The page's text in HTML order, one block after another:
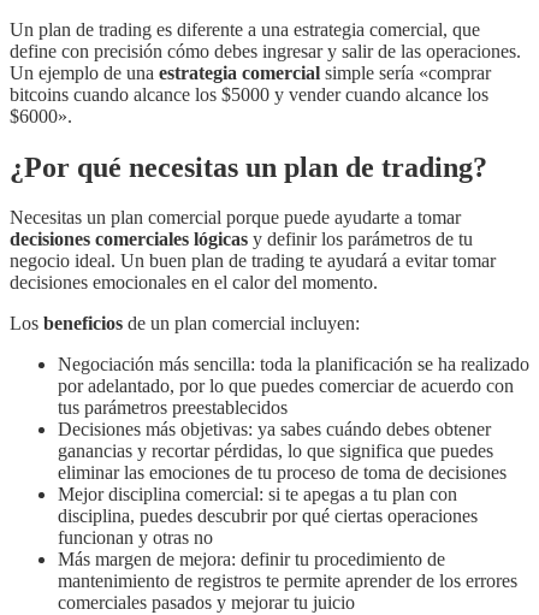
Un plan de trading es diferente a una estrategia comercial, que
define con precisión cómo debes ingresar y salir de las operaciones.
Un ejemplo de una estrategia comercial simple sería «comprar
bitcoins cuando alcance los $5000 y vender cuando alcance los
$6000».
¿Por qué necesitas un plan de trading?
Necesitas un plan comercial porque puede ayudarte a tomar
decisiones comerciales lógicas y definir los parámetros de tu
negocio ideal. Un buen plan de trading te ayudará a evitar tomar
decisiones emocionales en el calor del momento.
Los beneficios de un plan comercial incluyen:
Negociación más sencilla: toda la planificación se ha realizado
por adelantado, por lo que puedes comerciar de acuerdo con
tus parámetros preestablecidos
Decisiones más objetivas: ya sabes cuándo debes obtener
ganancias y recortar pérdidas, lo que significa que puedes
eliminar las emociones de tu proceso de toma de decisiones
Mejor disciplina comercial: si te apegas a tu plan con
disciplina, puedes descubrir por qué ciertas operaciones
funcionan y otras no
Más margen de mejora: definir tu procedimiento de
mantenimiento de registros te permite aprender de los errores
comerciales pasados ​​y mejorar tu juicio